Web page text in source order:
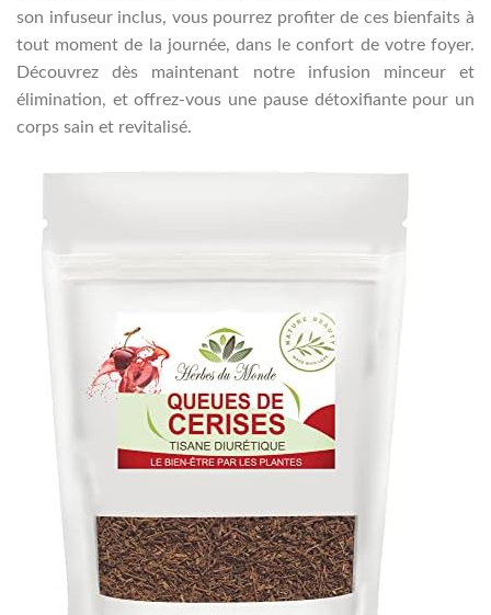
son infuseur inclus, vous pourrez profiter de ces bienfaits à
tout moment de la journée, dans le confort de votre foyer.
Découvrez dès maintenant notre infusion minceur et
élimination, et offrez-vous une pause détoxifiante pour un
corps sain et revitalisé.